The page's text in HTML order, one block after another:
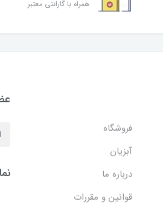
همراه با گارانتی معتبر
فروشگاه
آبزیان
درباره ما
قوانین و مقررات